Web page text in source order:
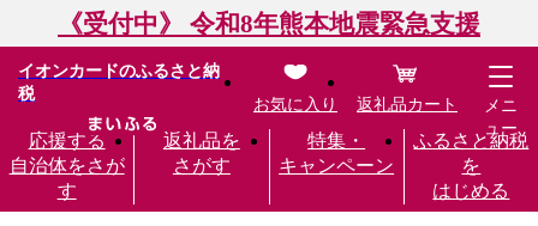
《受付中》 令和8年熊本地震緊急支援
イオンカードのふるさと納
税
応援する
自治体をさが
す
返礼品を
さがす
特集・
キャンペーン
ふるさと納税
を
はじめる
お気に入り 返礼品カート
メニ
ュー